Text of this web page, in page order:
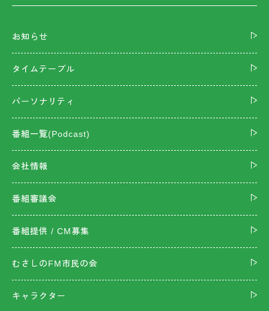
お知らせ
タイムテーブル
パーソナリティ
番組一覧(Podcast)
会社情報
番組審議会
番組提供 / CM募集
むさしのFM市民の会
キャラクター